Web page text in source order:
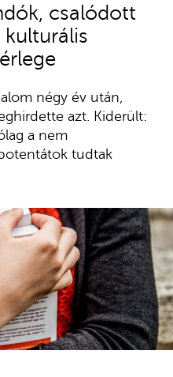
csalódott
kulturális
négy év után,
azt. Kiderült:
a nem
tudtak